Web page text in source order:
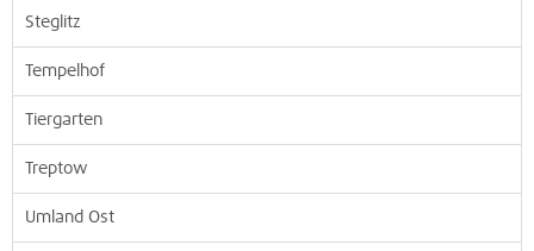
Steglitz
Tempelhof
Tiergarten
Treptow
Umland Ost